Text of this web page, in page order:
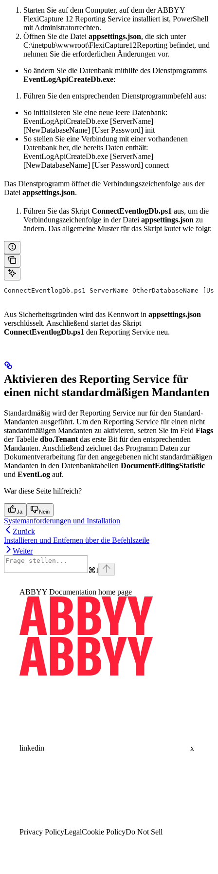
Starten Sie auf dem Computer, auf dem der ABBYY
FlexiCapture 12 Reporting Service installiert ist, PowerShell
mit Administratorrechten.
Öffnen Sie die Datei appsettings.json, die sich unter
C:\inetpub\wwwroot\FlexiCapture12Reporting befindet, und
nehmen Sie die erforderlichen Änderungen vor.
So ändern Sie die Datenbank mithilfe des Dienstprogramms
EventLogApiCreateDb.exe:
Führen Sie den entsprechenden Dienstprogrammbefehl aus:
So initialisieren Sie eine neue leere Datenbank:
EventLogApiCreateDb.exe [ServerName]
[NewDatabaseName] [User Password] init
So stellen Sie eine Verbindung mit einer vorhandenen
Datenbank her, die bereits Daten enthält:
EventLogApiCreateDb.exe [ServerName]
[NewDatabaseName] [User Password] connect
Das Dienstprogramm öffnet die Verbindungszeichenfolge aus der
Datei appsettings.json.
Führen Sie das Skript ConnectEventlogDb.ps1 aus, um die
Verbindungszeichenfolge in der Datei appsettings.json zu
ändern. Das allgemeine Muster für das Skript lautet wie folgt:
ConnectEventlogDb.ps1 ServerName OtherDatabaseName
Aus Sicherheitsgründen wird das Kennwort in appsettings.json
verschlüsselt. Anschließend startet das Skript
ConnectEventlogDb.ps1 den Reporting Service neu.
Aktivieren des Reporting Service für
einen nicht standardmäßigen Mandanten
Standardmäßig wird der Reporting Service nur für den Standard-
Mandanten ausgeführt. Um den Reporting Service für einen nicht
standardmäßigen Mandanten zu aktivieren, setzen Sie im Feld Flags
der Tabelle dbo.Tenant das erste Bit für den entsprechenden
Mandanten. Anschließend zeichnet das Programm Daten zur
Dokumentverarbeitung für den angegebenen nicht standardmäßigen
Mandanten in den Datenbanktabellen DocumentEditingStatistic
und EventLog auf.
War diese Seite hilfreich?
Ja Nein
Systemanforderungen und Installation
Zurück
Installieren und Entfernen über die Befehlszeile
Weiter
⌘I
ABBYY Documentation home page
linkedin x
Privacy PolicyLegalCookie PolicyDo Not Sell